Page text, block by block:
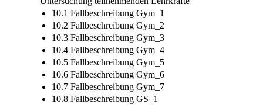
10.1 Fallbeschreibung Gym_1
10.2 Fallbeschreibung Gym_2
10.3 Fallbeschreibung Gym_3
10.4 Fallbeschreibung Gym_4
10.5 Fallbeschreibung Gym_5
10.6 Fallbeschreibung Gym_6
10.7 Fallbeschreibung Gym_7
10.8 Fallbeschreibung GS_1